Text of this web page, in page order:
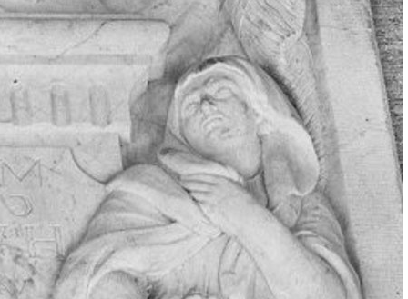
koopzucht op
buitenplaats in
van Willem Adriaan van der
zijn vrouw Maria de Haese (Bron:
voor het Cultureel Erfgoed). Lees
site meer over Willem Adriaan van